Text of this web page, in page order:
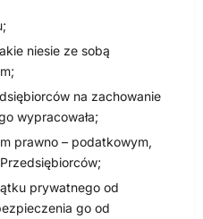
niesie ze sobą
na zachowanie
wypracowała;
prawno – podatkowym,
prywatnego od
go od